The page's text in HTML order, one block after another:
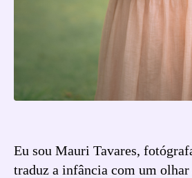
Eu sou Mauri Tavares,
traduz a infância com um